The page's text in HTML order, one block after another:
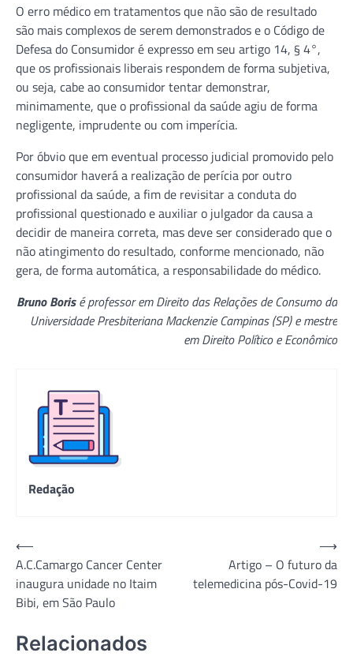
O erro médico em tratamentos que não são de resultado
são mais complexos de serem demonstrados e o Código de
Defesa do Consumidor é expresso em seu artigo 14, § 4°,
que os profissionais liberais respondem de forma subjetiva,
ou seja, cabe ao consumidor tentar demonstrar,
minimamente, que o profissional da saúde agiu de forma
negligente, imprudente ou com imperícia.
Por óbvio que em eventual processo judicial promovido pelo
consumidor haverá a realização de perícia por outro
profissional da saúde, a fim de revisitar a conduta do
profissional questionado e auxiliar o julgador da causa a
decidir de maneira correta, mas deve ser considerado que o
não atingimento do resultado, conforme mencionado, não
gera, de forma automática, a responsabilidade do médico.
Bruno Borisé professor em Direito das Relações de Consumo da
Universidade Presbiteriana Mackenzie Campinas (SP) e mestre
em Direito Político e Econômico
Redação
Navegação
de
Post
⟵
A.C.Camargo Cancer Center
inaugura unidade no Itaim
Bibi, em São Paulo
Artigo – O futuro da
telemedicina pós-Covid-19
⟶
Relacionados